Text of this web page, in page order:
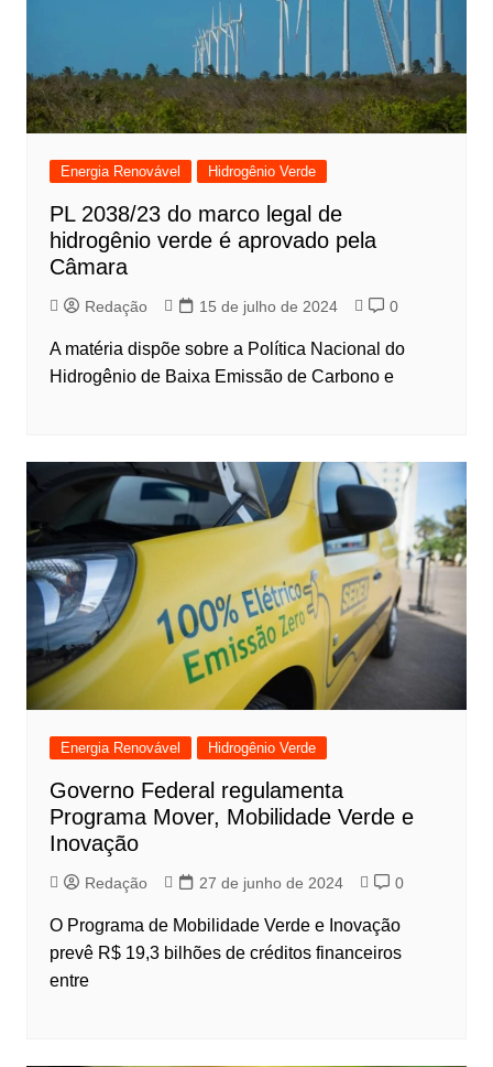
Energia Renovável Hidrogênio Verde
PL 2038/23 do marco legal de
hidrogênio verde é aprovado pela
Câmara
Redação 15 de julho de 2024 0
A matéria dispõe sobre a Política Nacional do
Hidrogênio de Baixa Emissão de Carbono e
Energia Renovável Hidrogênio Verde
Governo Federal regulamenta
Programa Mover, Mobilidade Verde e
Inovação
Redação 27 de junho de 2024 0
O Programa de Mobilidade Verde e Inovação
prevê R$ 19,3 bilhões de créditos financeiros
entre